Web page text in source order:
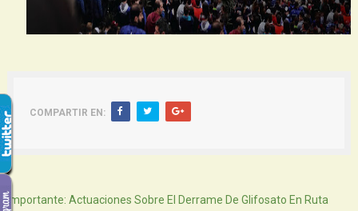
COMPARTIR EN:
Siguiente
Importante: Actuaciones Sobre El Derrame De Glifosato En Ruta